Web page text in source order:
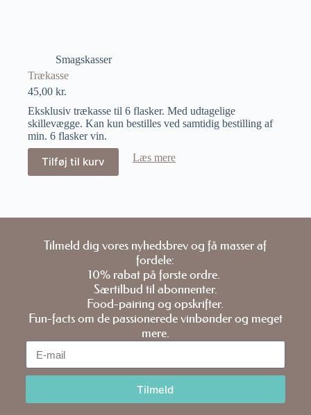
Smagskasser
Trækasse
45,00 kr.
Eksklusiv trækasse til 6 flasker. Med udtagelige
skillevægge. Kan kun bestilles ved samtidig bestilling af
min. 6 flasker vin.
Tilføj til kurv Læs mere
Tilmeld dig vores nyhedsbrev og få masser af
fordele:
10% rabat på første ordre.
Særtilbud til abonnenter.
Food-pairing og opskrifter.
Fun-facts om de passionerede vinbønder og meget
mere.
Tilmeld